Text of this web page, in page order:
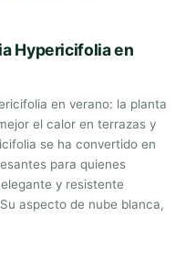
Hypericifolia en
en verano: la planta
el calor en terrazas y
se ha convertido en
para quienes
y resistente
aspecto de nube blanca,